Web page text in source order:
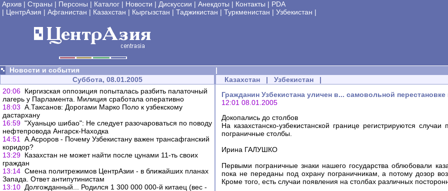
Архив | Страны | Персоны | Каталог | Новости | Дискуссии | Анекдоты | Контакты | PDA
| ЦентрАзия | Афганистан | Казахстан | Кыргызстан | Таджикистан | Туркменистан | Узбекистан |
Новости и события
|
Суббота, 08.01.2005
20:06 Киргизская оппозиция попыталась разбить палаточный
лагерь у Парламента. Милиция сработала оперативно
18:03 А.Таксанов: Дорогами Марко Поло к узбекскому
дастархану
16:59 "Хуаньцю шибао": Не следует разочароваться по поводу
нефтепровода Ангарск-Находка
14:51
А.Асроров - Почему Узбекистану важен трансафганский
коридор?
13:29 Казахстан не может найти после цунами 11-ть своих
граждан
13:14 Смена политрежимов ЦентрАзии - в ближайших планах
Запада. Ответ антипутинистам
13:10 Долгожданный... Родился 1 300 000 000-й китаец (вес -
Казахстан | Узбекистан |
Гражданин Узбекистана уличен в... самовольной перестановке
12:01 08.01.2005
Докопались до столбов
На казахстанско-узбекистанской границе регистрируются
пограничные столбы.
Ирина ГАЛУШКО
Первыми пограничные знаки нашего государства облюбовали
пока не переданы под охрану пограничникам, а потому дозор
Кроме того, есть случаи появления на столбах различных